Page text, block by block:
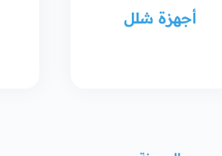
أجهزة شلل